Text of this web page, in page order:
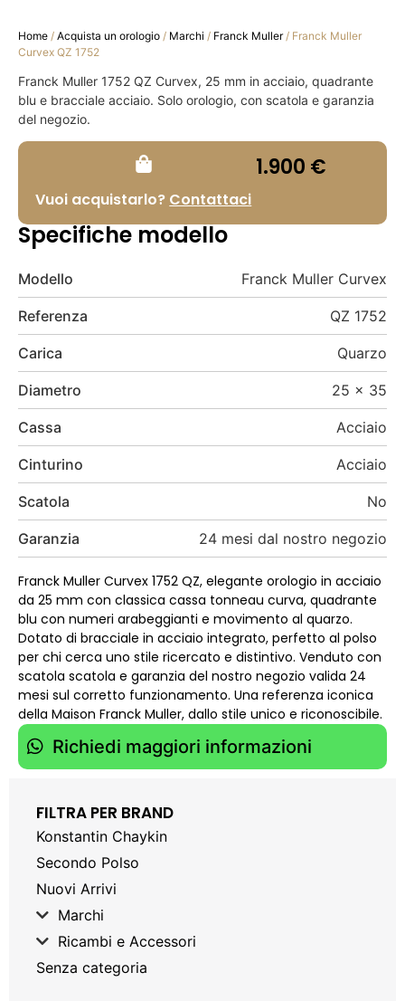
FILTRA PER BRAND
Konstantin Chaykin
Secondo Polso
Nuovi Arrivi
Marchi
Ricambi e Accessori
Senza categoria
Home / Acquista un orologio / Marchi / Franck Muller/ Franck Muller
Curvex QZ 1752
Franck Muller 1752 QZ Curvex, 25 mm in acciaio, quadrante
blu e bracciale acciaio. Solo orologio, con scatola e garanzia
del negozio.
Vuoi acquistarlo? Contattaci
1.900 €
Specifiche modello
Modello Franck Muller Curvex
Referenza QZ 1752
Carica Quarzo
Diametro 25 x 35
Cassa Acciaio
Cinturino Acciaio
Scatola No
Garanzia 24 mesi dal nostro negozio
Franck Muller Curvex 1752 QZ, elegante orologio in acciaio
da 25 mm con classica cassa tonneau curva, quadrante
blu con numeri arabeggianti e movimento al quarzo.
Dotato di bracciale in acciaio integrato, perfetto al polso
per chi cerca uno stile ricercato e distintivo. Venduto con
scatola scatola e garanzia del nostro negozio valida 24
mesi sul corretto funzionamento. Una referenza iconica
della Maison Franck Muller, dallo stile unico e riconoscibile.
Richiedi maggiori informazioni